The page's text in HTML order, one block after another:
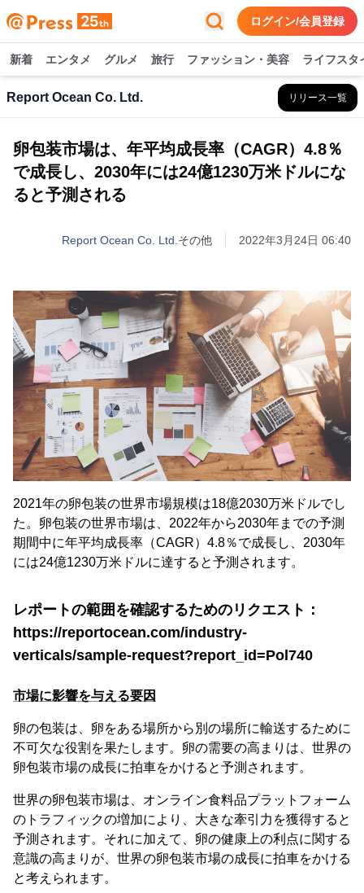
ログイン/会員登録
新着 エンタメ グルメ 旅行 ファッション・美容 ライフスタ
Report Ocean Co. Ltd. リリース一覧
卵包装市場は、年平均成長率（CAGR）4.8％
で成長し、2030年には24億1230万米ドルにな
ると予測される
Report Ocean Co. Ltd. その他 2022年3月24日 06:40
2021年の卵包装の世界市場規模は18億2030万米ドルでし
た。卵包装の世界市場は、2022年から2030年までの予測
期間中に年平均成長率（CAGR）4.8％で成長し、2030年
には24億1230万米ドルに達すると予測されます。
レポートの範囲を確認するためのリクエスト：
https://reportocean.com/industry-
verticals/sample-request?report_id=Pol740
市場に影響を与える要因
卵の包装は、卵をある場所から別の場所に輸送するために
不可欠な役割を果たします。卵の需要の高まりは、世界の
卵包装市場の成長に拍車をかけると予測されます。
世界の卵包装市場は、オンライン食料品プラットフォーム
のトラフィックの増加により、大きな牽引力を獲得すると
予測されます。それに加えて、卵の健康上の利点に関する
意識の高まりが、世界の卵包装市場の成長に拍車をかける
と考えられます。